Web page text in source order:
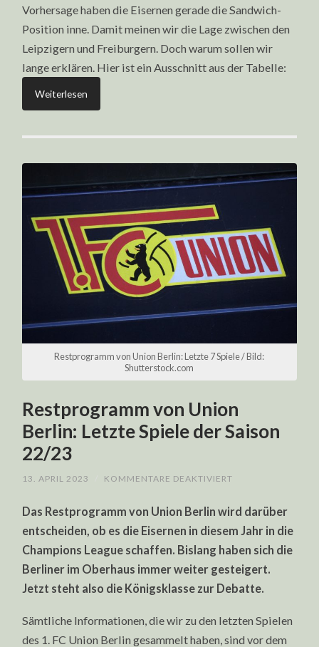
Vorhersage haben die Eisernen gerade die Sandwich-
Position inne. Damit meinen wir die Lage zwischen den
Leipzigern und Freiburgern. Doch warum sollen wir
lange erklären. Hier ist ein Ausschnitt aus der Tabelle:
Weiterlesen
Restprogramm von Union Berlin: Letzte 7 Spiele / Bild:
Shutterstock.com
Restprogramm von Union
Berlin: Letzte Spiele der Saison
22/23
13. APRIL 2023 KOMMENTARE DEAKTIVIERT
UNION
LETZTE
DER
SAISON
22/23
Das Restprogramm von Union Berlin wird darüber
entscheiden, ob es die Eisernen in diesem Jahr in die
Champions League schaffen. Bislang haben sich die
Berliner im Oberhaus immer weiter gesteigert.
Jetzt steht also die Königsklasse zur Debatte.
Sämtliche Informationen, die wir zu den letzten Spielen
des 1. FC Union Berlin gesammelt haben, sind vor dem